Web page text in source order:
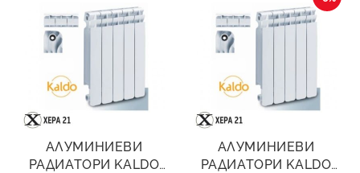
АЛУМИНИЕВИ
РАДИАТОРИ KALDO
АЛУМИНИЕВИ
РАДИАТОРИ KALDO